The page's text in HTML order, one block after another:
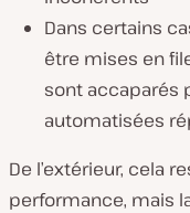
Dans certains
être mises en
sont accaparés
automatisées
De l’extérieur, cela
performance, mais